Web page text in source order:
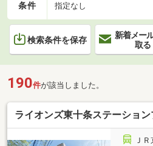
条件 指定なし
検索条件を保存
新着メー
取る
190件が該当しました。
ライオンズ東十条ステーショ
Ｊ